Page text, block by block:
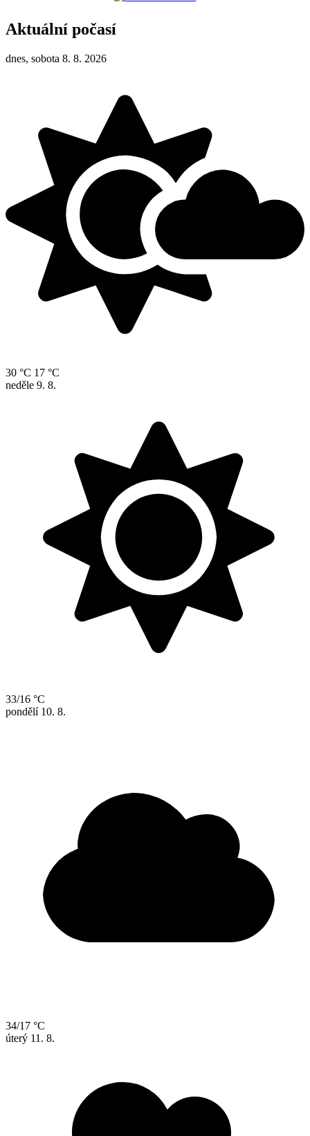
Aktuální počasí
dnes, sobota 8. 8. 2026
30 °C 17 °C
neděle 9. 8.
33/16 °C
pondělí 10. 8.
34/17 °C
úterý 11. 8.